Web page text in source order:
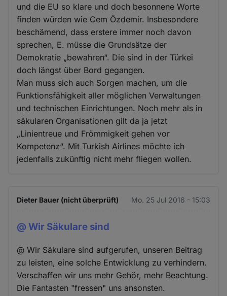
und die EU so klare und doch besonnene Worte
finden würden wie Cem Özdemir. Insbesondere
beschämend, dass erstere immer noch davon
sprechen, E. müsse die Grundsätze der
Demokratie „bewahren“. Die sind in der Türkei
doch längst über Bord gegangen.
Man muss sich auch Sorgen machen, um die
Funktionsfähigkeit aller möglichen Verwaltungen
und technischen Einrichtungen. Noch mehr als in
säkularen Organisationen gilt da ja jetzt
„Linientreue und Frömmigkeit gehen vor
Kompetenz“. Mit Turkish Airlines möchte ich
jedenfalls zukünftig nicht mehr fliegen wollen.
Dieter Bauer (nicht überprüft) Mo. 25 Jul 2016 - 15:03
@ Wir Säkulare sind
@ Wir Säkulare sind aufgerufen, unseren Beitrag
zu leisten, eine solche Entwicklung zu verhindern.
Verschaffen wir uns mehr Gehör, mehr Beachtung.
Die Fantasten "fressen" uns ansonsten.